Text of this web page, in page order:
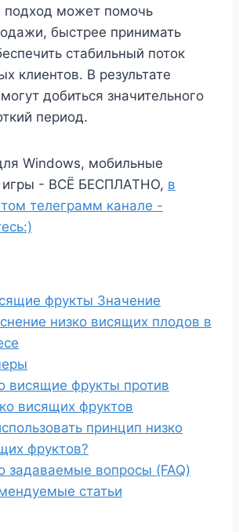
подход может помочь
быстрее принимать
стабильный поток
клиентов. В результате
добиться значительного
период.
Windows, мобильные
игры - ВСЁ БЕСПЛАТНО, в
телеграмм канале -
фрукты Значение
низко висящих плодов в
висящие фрукты против
висящих фруктов
принцип низко
фруктов?
задаваемые вопросы (FAQ)
статьи